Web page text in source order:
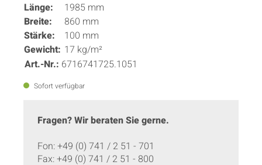
Länge:
1985 mm
Breite:
860 mm
Stärke:
100 mm
Gewicht: 17 kg/m²
Art.-Nr.: 6716741725.1051
Sofort verfügbar
Fragen? Wir beraten Sie gerne.
Fon: +49 (0) 741 / 2 51 - 701
Fax: +49 (0) 741 / 2 51 - 800